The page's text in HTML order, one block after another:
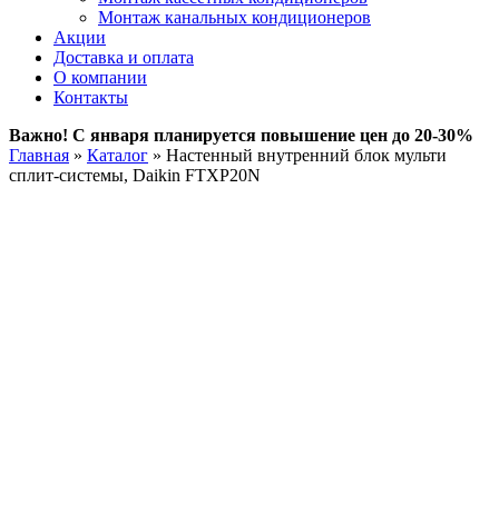
Монтаж канальных кондиционеров
Акции
Доставка и оплата
О компании
Контакты
Важно! С января планируется повышение цен до 20-30%
Главная » Каталог » Настенный внутренний блок мульти
сплит-системы, Daikin FTXP20N